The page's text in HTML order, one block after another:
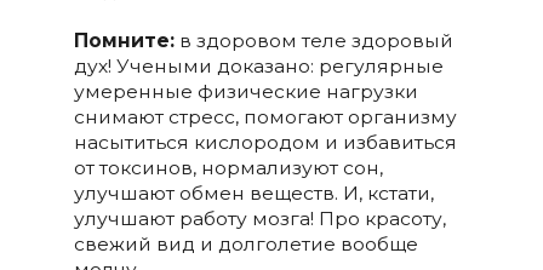
Помните:в здоровом теле здоровый
дух! Учеными доказано: регулярные
умеренные физические нагрузки
снимают стресс, помогают организму
насытиться кислородом и избавиться
от токсинов, нормализуют сон,
улучшают обмен веществ. И, кстати,
улучшают работу мозга! Про красоту,
свежий вид и долголетие вообще